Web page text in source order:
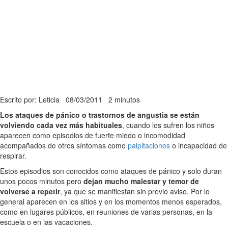
Escrito por: Leticia 08/03/2011 2 minutos
Los ataques de pánico o trastornos de angustia se están
volviendo cada vez más habituales, cuando los sufren los niños
aparecen como episodios de fuerte miedo o incomodidad
acompañados de otros síntomas como palpitaciones o incapacidad de
respirar.
Estos episodios son conocidos como ataques de pánico y solo duran
unos pocos minutos pero dejan mucho malestar y temor de
volverse a repetir, ya que se manifiestan sin previo aviso. Por lo
general aparecen en los sitios y en los momentos menos esperados,
como en lugares públicos, en reuniones de varias personas, en la
escuela o en las vacaciones.